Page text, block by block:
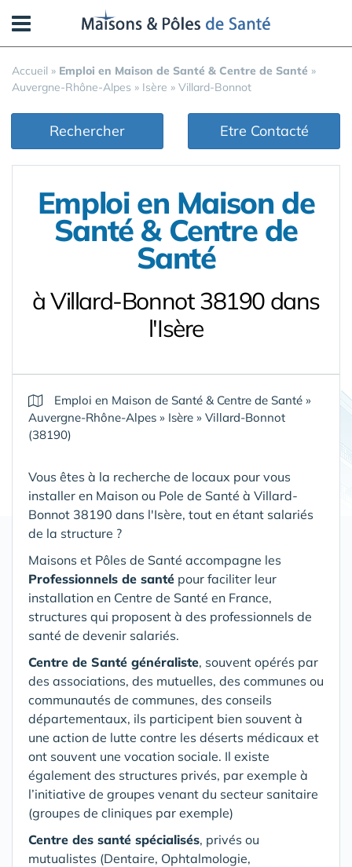
Accueil » Emploi en Maison de Santé & Centre de Santé »
Auvergne-Rhône-Alpes » Isère » Villard-Bonnot
Rechercher Etre Contacté
Emploi en Maison de
Santé & Centre de
Santé
à Villard-Bonnot 38190 dans
l'Isère
Emploi en Maison de Santé & Centre de Santé »
Auvergne-Rhône-Alpes » Isère » Villard-Bonnot
(38190)
Vous êtes à la recherche de locaux pour vous
installer en Maison ou Pole de Santé à Villard-
Bonnot 38190 dans l'Isère, tout en étant salariés
de la structure ?
Maisons et Pôles de Santé accompagne les
Professionnels de santé pour faciliter leur
installation en Centre de Santé en France,
structures qui proposent à des professionnels de
santé de devenir salariés.
Centre de Santé généraliste, souvent opérés par
des associations, des mutuelles, des communes ou
communautés de communes, des conseils
départementaux, ils participent bien souvent à
une action de lutte contre les déserts médicaux et
ont souvent une vocation sociale. Il existe
également des structures privés, par exemple à
l’initiative de groupes venant du secteur sanitaire
(groupes de cliniques par exemple)
Centre des santé spécialisés, privés ou
mutualistes (Dentaire, Ophtalmologie,
Panneau de gestion des cookies